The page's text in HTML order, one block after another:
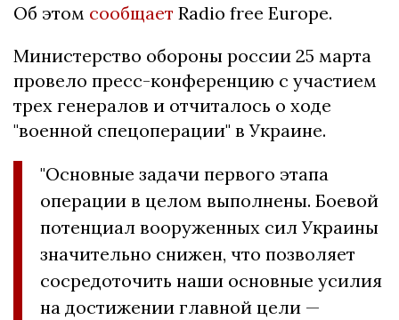
Об этом сообщает Radio free Europe.
Министерство обороны россии 25 марта
провело пресс-конференцию с участием
трех генералов и отчиталось о ходе
"военной спецоперации" в Украине.
"Основные задачи первого этапа
операции в целом выполнены. Боевой
потенциал вооруженных сил Украины
значительно снижен, что позволяет
сосредоточить наши основные усилия
на достижении главной цели —